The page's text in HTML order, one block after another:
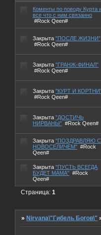
Коменты по поводу Курта
все что с ним связанно
#Rock Qeen#
Закрыта"ПОСЛЕ ЖИЗНИ"
#Rock Qeen#
Закрыта"ГРАНЖ-ФИНАЛ"
#Rock Qeen#
Закрыта"КУРТ И
#Rock Qeen#
Закрыта"ДОСТИЧЬ
НИРВАНЫ" #Rock Qeen#
Закрыта"ПОЗДРАВЛЯЮ С
НОВОСЕЛИЧЕМ" #Rock
Qeen#
Закрыта"ПУСТЬ ВСЕГДА
БУДЕТ МАМА" #Rock
Qeen#
Страница:1
» Nirvana\"Гибель Богов\"